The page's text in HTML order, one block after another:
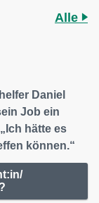
Alle
Daniel
Job ein
hätte es
können.“